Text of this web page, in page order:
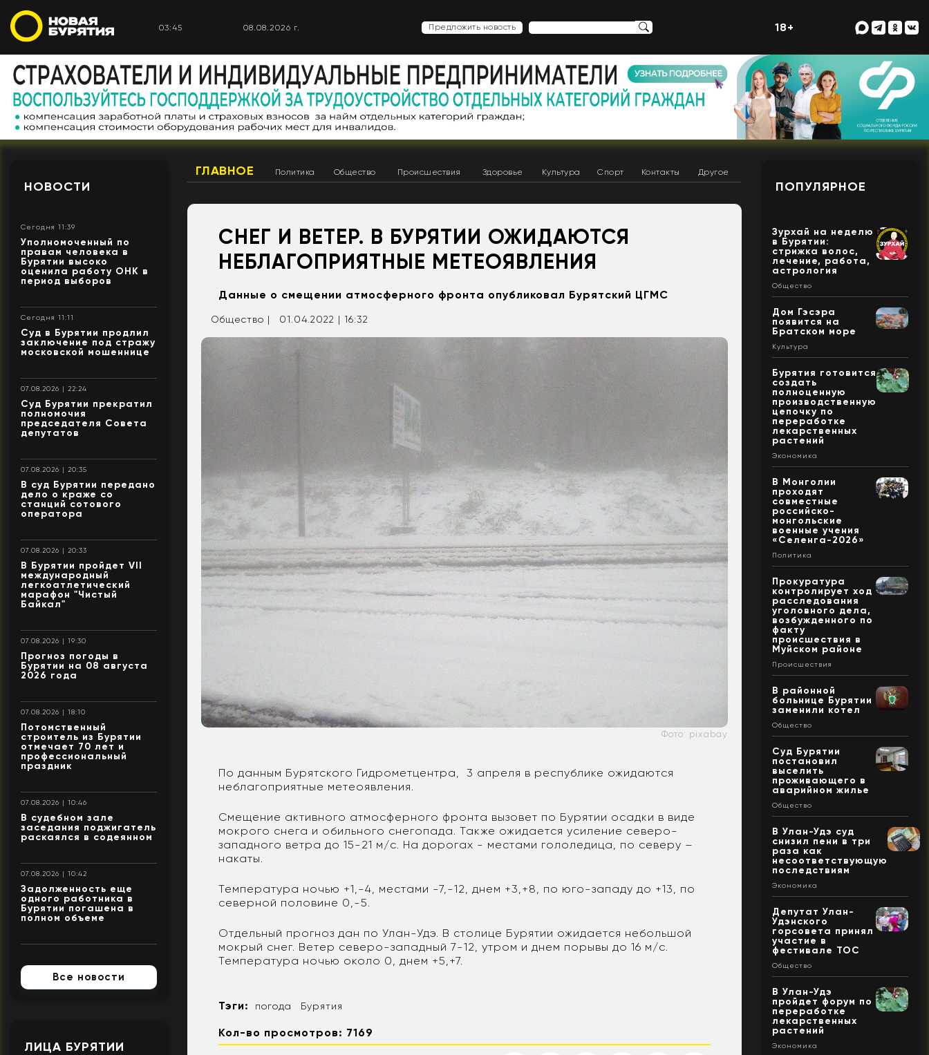
03:45 08.08.2026 г. Предложить новость 18+
НОВОСТИ
Сегодня 11:39
Уполномоченный по
правам человека в
Бурятии высоко
оценила работу ОНК в
период выборов
Сегодня 11:11
Суд в Бурятии продлил
заключение под стражу
московской мошеннице
07.08.2026 | 22:24
Суд Бурятии прекратил
полномочия
председателя Совета
депутатов
07.08.2026 | 20:35
В суд Бурятии передано
дело о краже со
станций сотового
оператора
07.08.2026 | 20:33
В Бурятии пройдет VII
международный
легкоатлетический
марафон "Чистый
Байкал"
07.08.2026 | 19:30
Прогноз погоды в
Бурятии на 08 августа
2026 года
07.08.2026 | 18:10
Потомственный
строитель из Бурятии
отмечает 70 лет и
профессиональный
праздник
07.08.2026 | 10:46
В судебном зале
заседания поджигатель
раскаялся в содеянном
07.08.2026 | 10:42
Задолженность еще
одного работника в
Бурятии погашена в
полном объеме
Все новости
ЛИЦА БУРЯТИИ
ГЛАВНОЕ Политика Общество Происшествия Здоровье Культура Спорт Контакты Другое
СНЕГ И ВЕТЕР. В БУРЯТИИ ОЖИДАЮТСЯ
НЕБЛАГОПРИЯТНЫЕ МЕТЕОЯВЛЕНИЯ
Данные о смещении атмосферного фронта опубликовал Бурятский ЦГМС
Общество | 01.04.2022 | 16:32
Фото: pixabay
По данным Бурятского Гидрометцентра, 3 апреля в республике ожидаются
неблагоприятные метеоявления.
Смещение активного атмосферного фронта вызовет по Бурятии осадки в виде
мокрого снега и обильного снегопада. Также ожидается усиление северо-
западного ветра до 15-21 м/с. На дорогах - местами гололедица, по северу –
накаты.
Температура ночью +1,-4, местами -7,-12, днем +3,+8, по юго-западу до +13, по
северной половине 0,-5.
Отдельный прогноз дан по Улан-Удэ. В столице Бурятии ожидается небольшой
мокрый снег. Ветер северо-западный 7-12, утром и днем порывы до 16 м/с.
Температура ночью около 0, днем +5,+7.
Тэги: погода Бурятия
Кол-во просмотров: 7169
ПОПУЛЯРНОЕ
Зурхай на неделю
в Бурятии:
стрижка волос,
лечение, работа,
астрология
Общество
Дом Гэсэра
появится на
Братском море
Культура
Бурятия готовится
создать
полноценную
производственную
цепочку по
переработке
лекарственных
растений
Экономика
В Монголии
проходят
совместные
российско-
монгольские
военные учения
«Селенга-2026»
Политика
Прокуратура
контролирует ход
расследования
уголовного дела,
возбужденного по
факту
происшествия в
Муйском районе
Происшествия
В районной
больнице Бурятии
заменили котел
Общество
Суд Бурятии
постановил
выселить
проживающего в
аварийном жилье
Общество
В Улан-Удэ суд
снизил пени в три
раза как
несоответствующую
последствиям
Экономика
Депутат Улан-
Удэнского
горсовета принял
участие в
фестивале ТОС
Общество
В Улан-Удэ
пройдет форум по
переработке
лекарственных
растений
Экономика